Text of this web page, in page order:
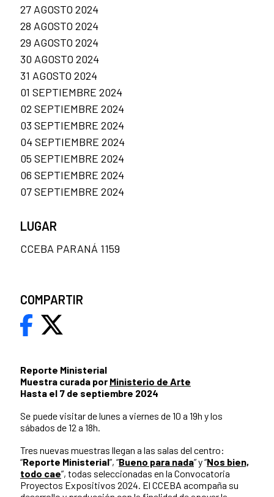
Reporte Ministerial
Muestra curada por Ministerio de Arte
Hasta el 7 de septiembre 2024
Se puede visitar de lunes a viernes de 10 a 19h y los
sábados de 12 a 18h.
Tres nuevas muestras llegan a las salas del centro:
“Reporte Ministerial”, “Bueno para nada” y “Nos bien,
todo cae”, todas seleccionadas en la Convocatoria
Proyectos Expositivos 2024. El CCEBA acompaña su
27 AGOSTO 2024
28 AGOSTO 2024
29 AGOSTO 2024
30 AGOSTO 2024
31 AGOSTO 2024
01 SEPTIEMBRE 2024
02 SEPTIEMBRE 2024
03 SEPTIEMBRE 2024
04 SEPTIEMBRE 2024
05 SEPTIEMBRE 2024
06 SEPTIEMBRE 2024
07 SEPTIEMBRE 2024
LUGAR
CCEBA PARANÁ 1159
COMPARTIR